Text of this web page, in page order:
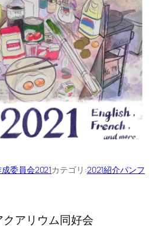
委員会2021カテゴリ:2021紹介パンフ
アリウム同好会